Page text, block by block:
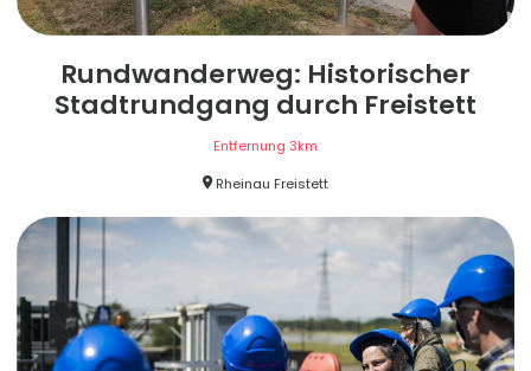
Rundwanderweg: Historischer
Stadtrundgang durch Freistett
Entfernung 3km
Rheinau Freistett